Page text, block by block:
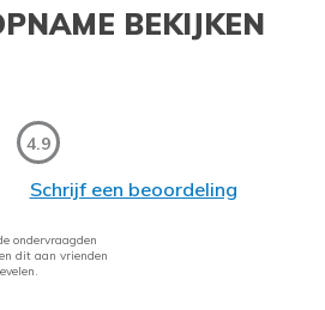
BEKIJKEN
4.9
Schrijf een beoordeling
ondervraagden
dit aan vrienden